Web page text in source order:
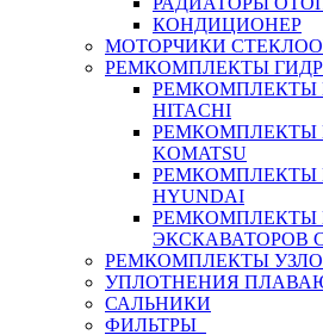
КОНДИЦИОНЕР
МОТОРЧИКИ
РЕМКОМПЛЕКТЫ
РЕМКОМПЛЕКТЫ
HITACHI
РЕМКОМПЛЕКТЫ
KOMATSU
РЕМКОМПЛЕКТЫ
HYUNDAI
РЕМКОМПЛЕКТЫ
ЭКСКАВАТОРОВ
РЕМКОМПЛЕКТЫ
УПЛОТНЕНИЯ
САЛЬНИКИ
ФИЛЬТРЫ